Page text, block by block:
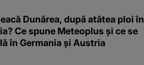
Dunărea, după atâtea ploi în
Ce spune Meteoplus și ce se
în Germania și Austria